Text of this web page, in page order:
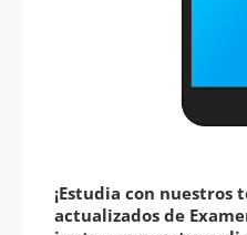
¡Estudia con nuestros
actualizados de